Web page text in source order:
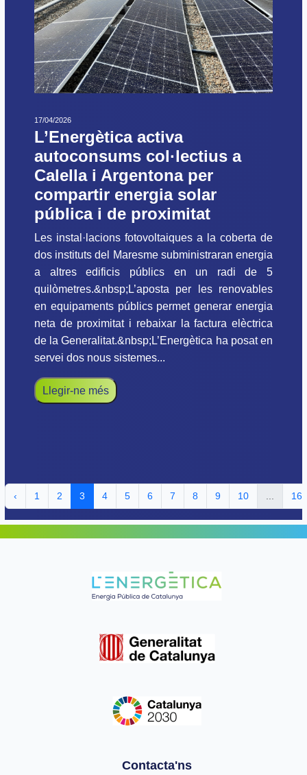
17/04/2026
L’Energètica activa
autoconsums col·lectius a
Calella i Argentona per
compartir energia solar
pública i de proximitat
Les instal·lacions fotovoltaiques a la coberta de
dos instituts del Maresme subministraran energia
a altres edificis públics en un radi de 5
quilòmetres.&nbsp;L’aposta per les renovables
en equipaments públics permet generar energia
neta de proximitat i rebaixar la factura elèctrica
de la Generalitat.&nbsp;L’Energètica ha posat en
servei dos nous sistemes...
Llegir-ne més
‹ 1 2 3 4 5 6 7 8 9 10 ... 16
Contacta'ns